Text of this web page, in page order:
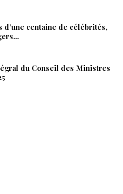
d’une centaine de célébrités,
du Conseil des Ministres